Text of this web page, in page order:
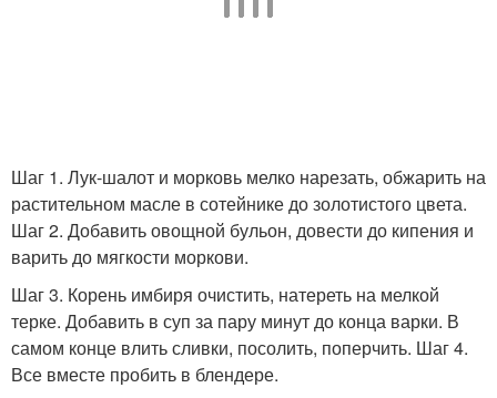
Шаг 1. Лук-шалот и морковь мелко нарезать, обжарить на
растительном масле в сотейнике до золотистого цвета.
Шаг 2. Добавить овощной бульон, довести до кипения и
варить до мягкости моркови.
Шаг 3. Корень имбиря очистить, натереть на мелкой
терке. Добавить в суп за пару минут до конца варки. В
самом конце влить сливки, посолить, поперчить. Шаг 4.
Все вместе пробить в блендере.